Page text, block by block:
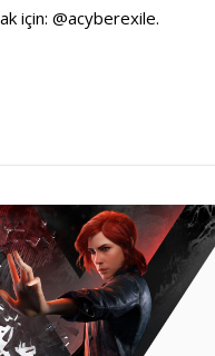
için: @acyberexile.